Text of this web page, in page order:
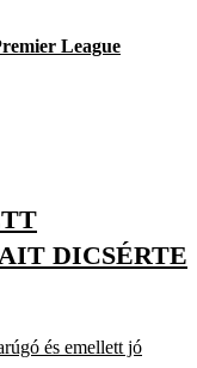
League
DICSÉRTE
és emellett jó